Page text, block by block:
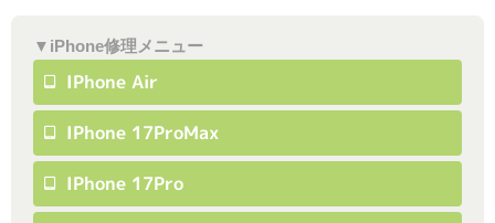
▼iPhone修理メニュー
IPhone Air
IPhone 17ProMax
IPhone 17Pro